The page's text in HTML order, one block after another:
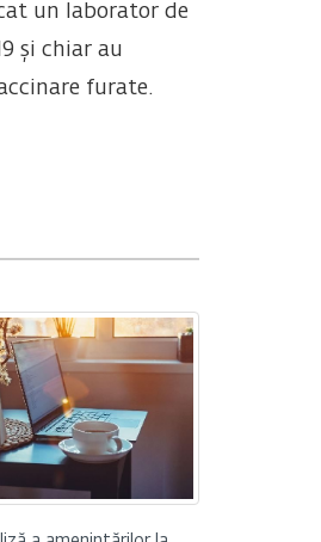
un laborator de
și chiar au
furate.